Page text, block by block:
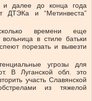
и далее до конца года
ДТЭКа и “Метинвеста”
времени еще
в стиле батьки
порезать и вывезти
угрозы для
В Луганской обл. это
участь Славянской
из тяжелой